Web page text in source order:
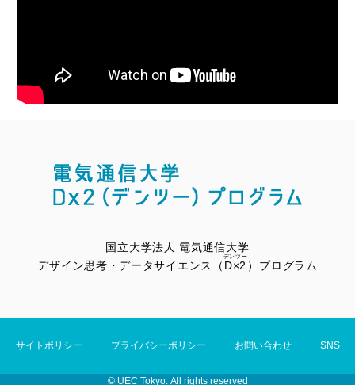
国立大学法人 電気通信大学
デザイン思考・データサイエンス（ D×2
デンツー
）プログラム
サイトポリシー プライバシーポリシー お問い合わせ SNS
©︎ UEC Tokyo. All rights reserved